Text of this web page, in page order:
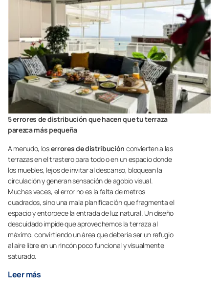
5 errores de distribución que hacen que tu terraza
parezca más pequeña
A menudo, loserrores de distribución convierten a las
terrazas en el trastero para todo o en un espacio donde
los muebles, lejos de invitar al descanso, bloquean la
circulación y generan sensación de agobio visual.
Muchas veces, el error no es la falta de metros
cuadrados, sino una mala planificación que fragmenta el
espacio y entorpece la entrada de luz natural. Un diseño
descuidado impide que aprovechemos la terraza al
máximo, convirtiendo un área que debería ser un refugio
al aire libre en un rincón poco funcional y visualmente
saturado.
Leer más